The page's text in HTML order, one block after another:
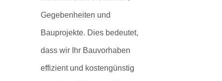
Gegebenheiten und
Bauprojekte. Dies bedeutet,
dass wir Ihr Bauvorhaben
effizient und kostengünstig